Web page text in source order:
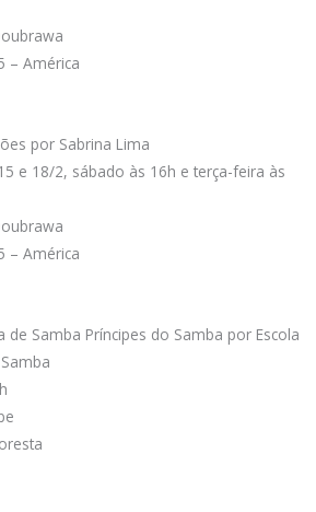
– América
por Sabrina Lima
e 18/2, sábado às 16h e terça-feira às
– América
de Samba Príncipes do Samba por Escola